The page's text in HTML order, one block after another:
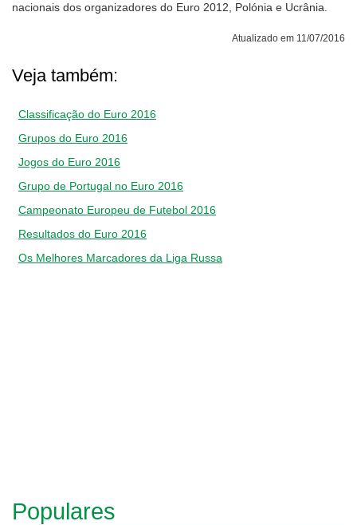
nacionais dos organizadores do Euro 2012, Polónia e Ucrânia.
Atualizado em 11/07/2016
Veja também:
Classificação do Euro 2016
Grupos do Euro 2016
Jogos do Euro 2016
Grupo de Portugal no Euro 2016
Campeonato Europeu de Futebol 2016
Resultados do Euro 2016
Os Melhores Marcadores da Liga Russa
Populares